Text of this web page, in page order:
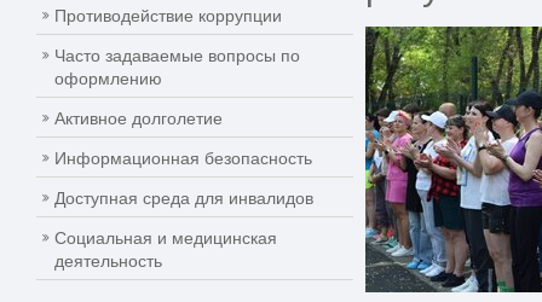
Противодействие коррупции
Часто задаваемые вопросы по
оформлению
Активное долголетие
Информационная безопасность
Доступная среда для инвалидов
Социальная и медицинская
деятельность